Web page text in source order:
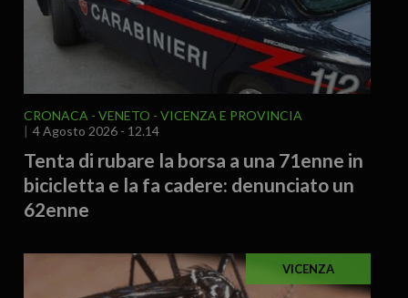
CRONACA VENETO
VICENZA E PROVINCIA
4 Agosto 2026 - 12.14
Tenta di rubare la borsa a una 71enne in
bicicletta e la fa cadere: denunciato un
62enne
VICENZA